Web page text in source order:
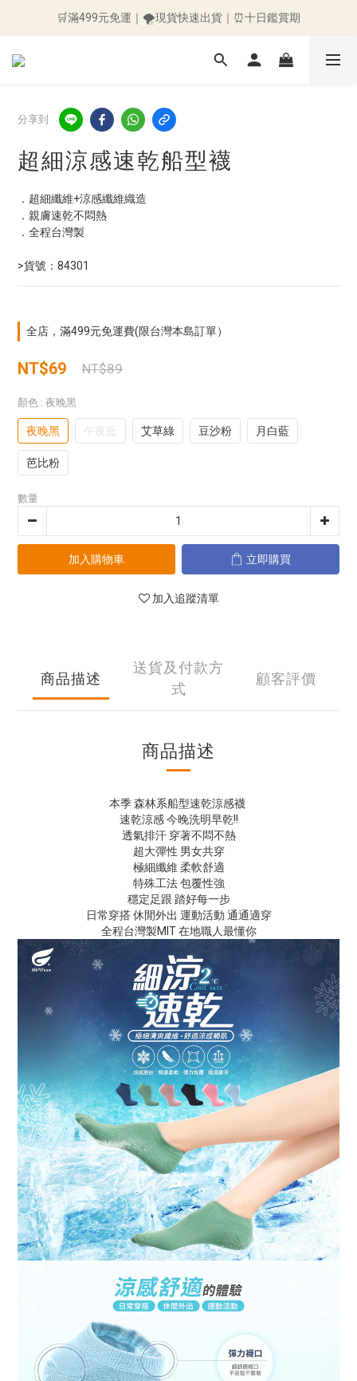
🛒滿499元免運｜🌪️現貨快速出貨｜⏰十日鑑賞期
🛒滿499元免運｜🌪️現貨快速出貨｜⏰十日鑑賞期
👉加入會員送50元購物金👈 ～訂單立即折抵~
分享到
超細涼感速乾船型襪
．超細纖維+涼感纖維織造
．親膚速乾不悶熱
．全程台灣製
>貨號：84301
全店，滿499元免運費(限台灣本島訂單）
NT$69 NT$89
顏色 : 夜晚黑
夜晚黑 午夜藍 艾草綠 豆沙粉 月白藍
芭比粉
數量
加入購物車 立即購買
加入追蹤清單
商品描述
送貨及付款方
式
顧客評價
商品描述
本季 森林系船型速乾涼感襪
速乾涼感 今晚洗明早乾!!
透氣排汗 穿著不悶不熱
超大彈性 男女共穿
極細纖維 柔軟舒適
特殊工法 包覆性強
穩定足跟 踏好每一步
日常穿搭 休閒外出 運動活動 通通適穿
全程台灣製MIT 在地職人最懂你